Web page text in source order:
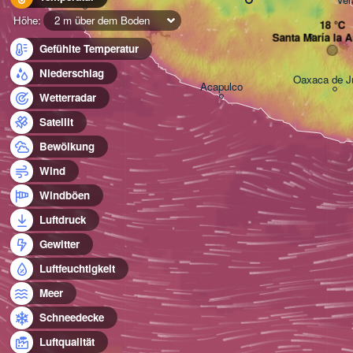
Höhe:
2 m über dem Boden
Gefühlte Temperatur
Niederschlag
Wetterradar
Satellit
Bewölkung
Wind
Windböen
Luftdruck
Gewitter
Luftfeuchtigkeit
Meer
Schneedecke
Luftqualität
Acapulco Oaxaca de
Santa María la